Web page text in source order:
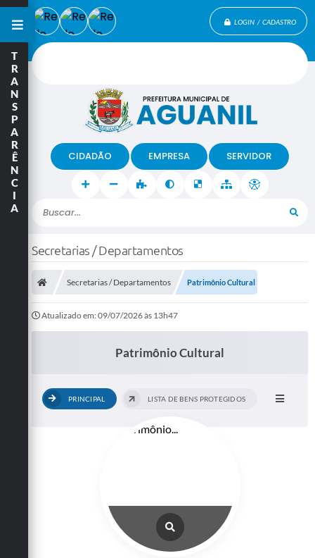
LOGIN / CADASTRO
Buscar...
CIDADÃO EMPRESA SERVIDOR
T
R
A
N
S
P
A
R
Ê
N
C
I
A
Secretarias / Departamentos
Secretarias / Departamentos Patrimônio Cultural
Atualizado em: 09/07/2026 às 13h47
Patrimônio Cultural
PRINCIPAL LISTA DE BENS PROTEGIDOS